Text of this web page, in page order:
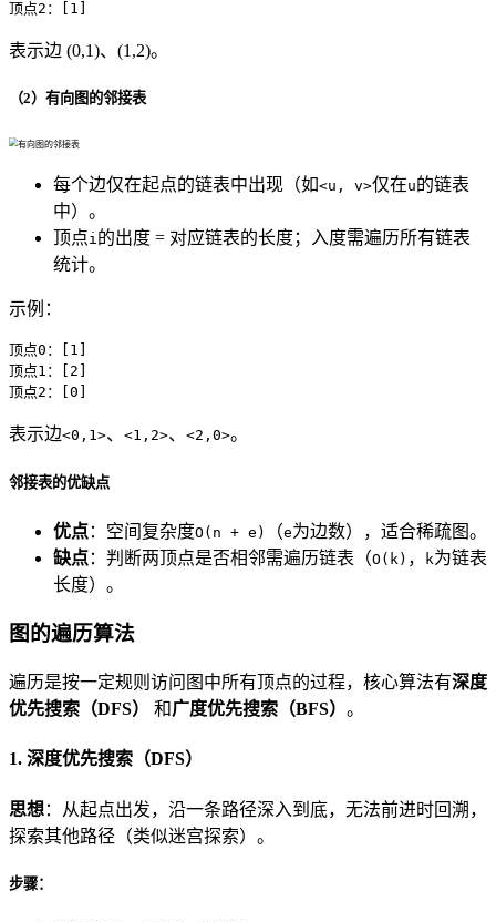
顶点2：[1]
表示边 (0,1)、(1,2)。
（2）有向图的邻接表
每个边仅在起点的链表中出现（如<u, v>仅在u的链表
中）。
顶点i的出度 = 对应链表的长度；入度需遍历所有链表
统计。
示例：
顶点0：[1]
顶点1：[2]
顶点2：[0]
表示边<0,1>、 <1,2>、 <2,0>。
邻接表的优缺点
优点：空间复杂度O(n + e) （e为边数），适合稀疏图。
缺点：判断两顶点是否相邻需遍历链表（O(k) ， k为链表
长度）。
图的遍历算法
遍历是按一定规则访问图中所有顶点的过程，核心算法有深度
优先搜索（DFS）
和广度优先搜索（BFS） 。
1. 深度优先搜索（DFS）
思想：从起点出发，沿一条路径深入到底，无法前进时回溯，
探索其他路径（类似迷宫探索）。
步骤：